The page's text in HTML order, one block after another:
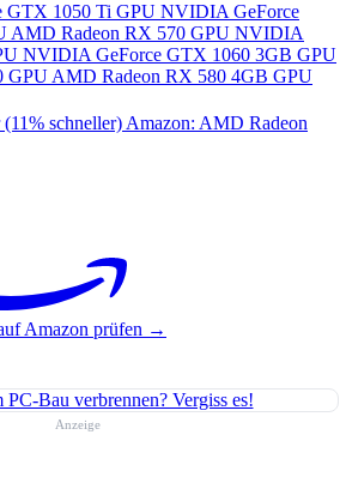
GTX 1050 Ti GPU NVIDIA GeForce
AMD Radeon RX 570 GPU NVIDIA
NVIDIA GeForce GTX 1060 3GB GPU
GPUAMD Radeon RX 580 4GB GPU
schneller)Amazon: AMD Radeon
Amazon prüfen →
Anzeige